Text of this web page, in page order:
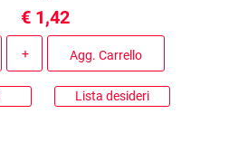
€ 1,42
Agg. Carrello
Lista desideri